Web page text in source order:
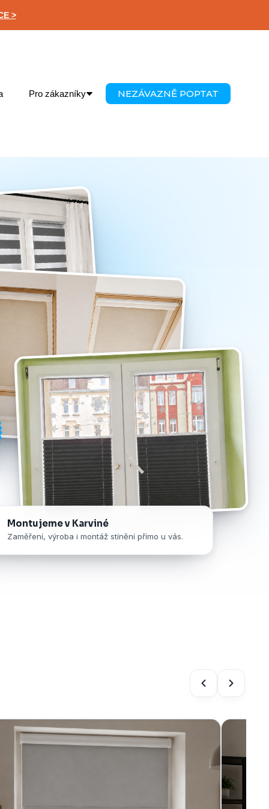
>
Pro zákazníky NEZÁVAZNĚ POPTAT
Montujeme v Karviné
Zaměření, výroba i montáž stínění přímo u vás.